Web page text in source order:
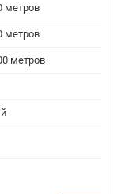
метров
метров
метров